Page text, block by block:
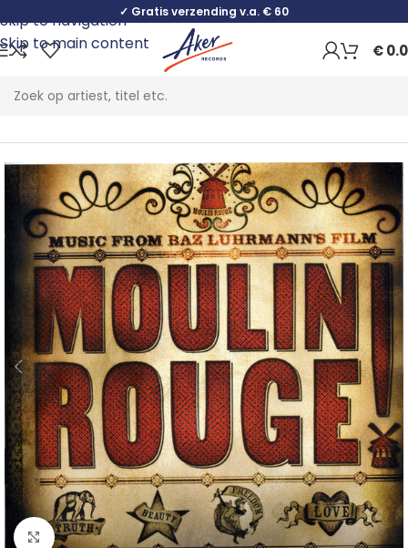
Skip to navigation
Skip to main content
✓ Gratis verzending v.a. € 60
€
Home Rock
Click to enlarge